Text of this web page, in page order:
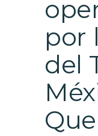
por
del